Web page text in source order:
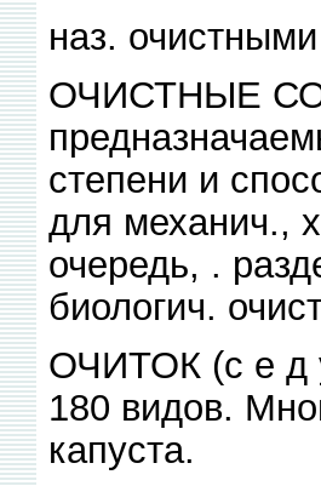
наз.
ОЧИСТНЫЕ
степени и
для механич.,
очередь, .
биологич.
ОЧИТОК (с е д
180 видов.
капуста.